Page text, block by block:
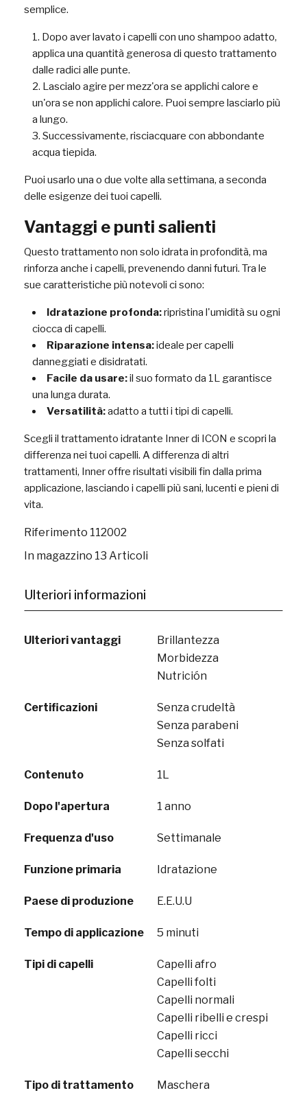
semplice.
Dopo aver lavato i capelli con uno shampoo adatto,
applica una quantità generosa di questo trattamento
dalle radici alle punte.
Lascialo agire per mezz'ora se applichi calore e
un'ora se non applichi calore. Puoi sempre lasciarlo più
a lungo.
Successivamente, risciacquare con abbondante
acqua tiepida.
Puoi usarlo una o due volte alla settimana, a seconda
delle esigenze dei tuoi capelli.
Vantaggi e punti salienti
Questo trattamento non solo idrata in profondità, ma
rinforza anche i capelli, prevenendo danni futuri. Tra le
sue caratteristiche più notevoli ci sono:
Idratazione profonda:ripristina l'umidità su ogni
ciocca di capelli.
Riparazione intensa:ideale per capelli
danneggiati e disidratati.
Facile da usare:il suo formato da 1L garantisce
una lunga durata.
Versatilità:adatto a tutti i tipi di capelli.
Scegli il trattamento idratante Inner di ICON e scopri la
differenza nei tuoi capelli. A differenza di altri
trattamenti, Inner offre risultati visibili fin dalla prima
applicazione, lasciando i capelli più sani, lucenti e pieni di
vita.
Riferimento 112002
In magazzino 13 Articoli
Ulteriori informazioni
Ulteriori vantaggi
Brillantezza
Morbidezza
Nutrición
Certificazioni
Senza crudeltà
Senza parabeni
Senza solfati
Contenuto 1L
Dopo l'apertura 1 anno
Frequenza d'uso Settimanale
Funzione primaria Idratazione
Paese di produzione E.E.U.U
Tempo di applicazione 5 minuti
Tipi di capelli
Capelli afro
Capelli folti
Capelli normali
Capelli ribelli e crespi
Capelli ricci
Capelli secchi
Tipo di trattamento Maschera